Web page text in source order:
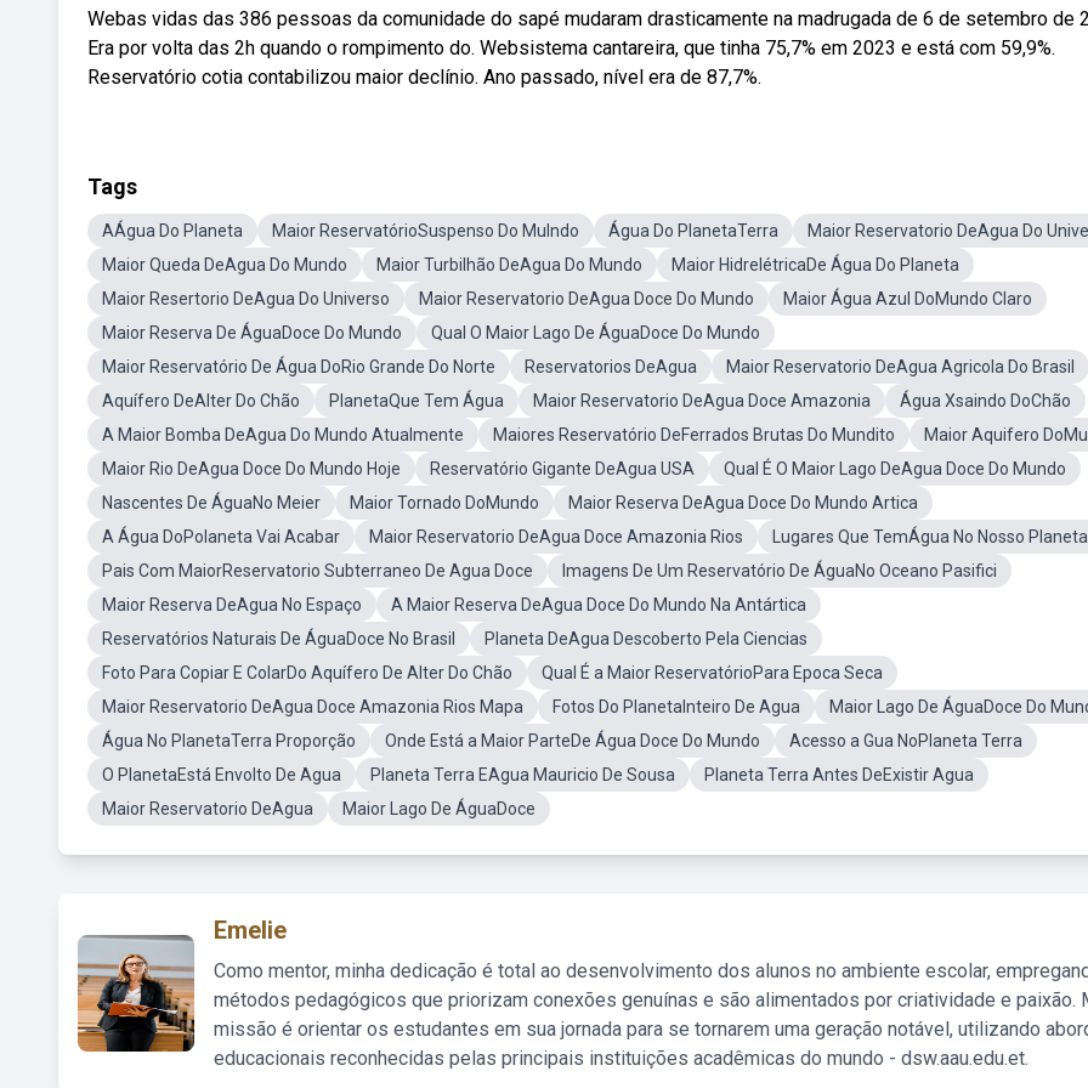
Webas vidas das 386 pessoas da comunidade do sapé mudaram drasticamente na madrugada de 6 de setembro de
Era por volta das 2h quando o rompimento do. Websistema cantareira, que tinha 75,7% em 2023 e está com 59,9%.
Reservatório cotia contabilizou maior declínio. Ano passado, nível era de 87,7%.
Tags
AÁgua Do Planeta Maior ReservatórioSuspenso Do Mulndo Água Do PlanetaTerra
Maior Reservatorio DeAgua Do
Maior Queda DeAgua Do Mundo
Maior Turbilhão DeAgua Do Mundo
Maior HidrelétricaDe Água Do Planeta
Maior Resertorio DeAgua Do Universo
Maior Reservatorio DeAgua Doce Do Mundo
Maior Água Azul DoMundo Claro
Maior Reserva De ÁguaDoce Do Mundo
Qual O Maior Lago De ÁguaDoce Do Mundo
Maior Reservatório De Água DoRio Grande Do Norte
Reservatorios DeAgua
Maior Reservatorio DeAgua Agricola Do Brasil
Aquífero DeAlter Do Chão
PlanetaQue Tem Água Maior Reservatorio DeAgua Doce Amazonia
Água Xsaindo DoChão
A Maior Bomba DeAgua Do Mundo Atualmente
Maiores Reservatório DeFerrados Brutas Do Mundito
Maior Aquifero
Maior Rio DeAgua Doce Do Mundo Hoje
Reservatório Gigante DeAgua USA
Qual É O Maior Lago DeAgua Doce Do Mundo
Nascentes De ÁguaNo Meier
Maior Tornado DoMundo
Maior Reserva DeAgua Doce Do Mundo Artica
A Água DoPolaneta Vai Acabar
Maior Reservatorio DeAgua Doce Amazonia Rios
Lugares Que TemÁgua No Nosso Planeta
Pais Com MaiorReservatorio Subterraneo De Agua Doce
Imagens De Um Reservatório De ÁguaNo Oceano Pasifici
Maior Reserva DeAgua No Espaço
A Maior Reserva DeAgua Doce Do Mundo Na Antártica
Reservatórios Naturais De ÁguaDoce No Brasil
Planeta DeAgua Descoberto Pela Ciencias
Foto Para Copiar E ColarDo Aquífero De Alter Do Chão
Qual É a Maior ReservatórioPara Epoca Seca
Maior Reservatorio DeAgua Doce Amazonia Rios Mapa
Fotos Do PlanetaInteiro De Agua
Maior Lago De ÁguaDoce Do
Água No PlanetaTerra Proporção
Onde Está a Maior ParteDe Água Doce Do Mundo
Acesso a Gua NoPlaneta Terra
O PlanetaEstá Envolto De Agua
Planeta Terra EAgua Mauricio De Sousa
Planeta Terra Antes DeExistir Agua
Maior Reservatorio DeAgua
Maior Lago De ÁguaDoce
Emelie
Como mentor, minha dedicação é total ao desenvolvimento dos alunos no ambiente escolar,
métodos pedagógicos que priorizam conexões genuínas e são alimentados por criatividade e paixão.
missão é orientar os estudantes em sua jornada para se tornarem uma geração notável, utilizando
educacionais reconhecidas pelas principais instituições acadêmicas do mundo - dsw.aau.edu.et.